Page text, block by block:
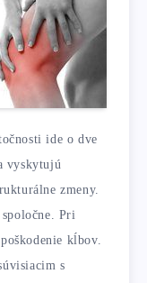
ide o dve
vyskytujú
zmeny.
Pri
kĺbov.
s